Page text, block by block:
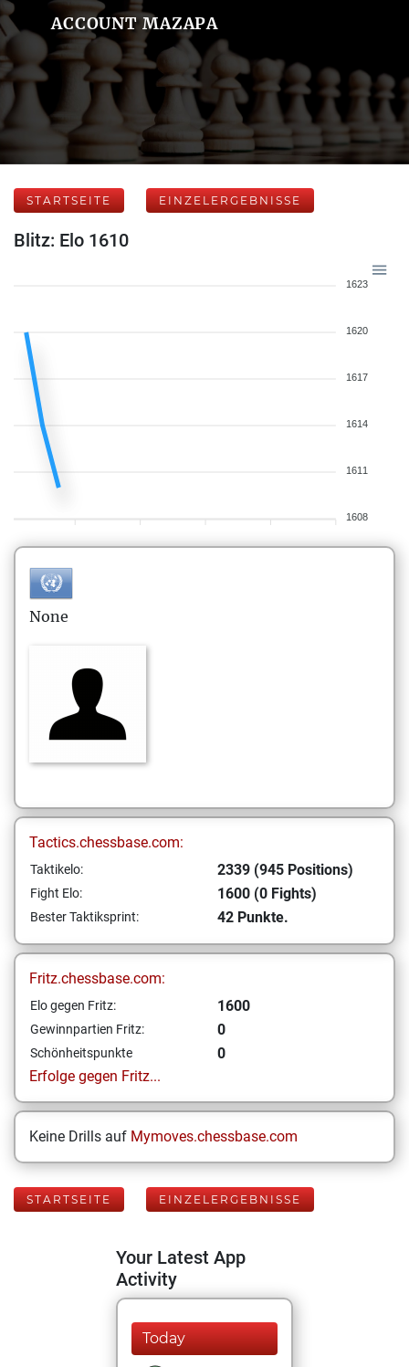
ACCOUNT MAZAPA
STARTSEITE EINZELERGEBNISSE
Blitz: Elo 1610
1623
1620
1617
1614
1611
1608
None
Tactics.chessbase.com:
Taktikelo: 2339 (945 Positions)
Fight Elo: 1600 (0 Fights)
Bester Taktiksprint: 42 Punkte.
Fritz.chessbase.com:
Elo gegen Fritz: 1600
Gewinnpartien Fritz: 0
Schönheitspunkte
0
Erfolge gegen Fritz...
Keine Drills auf Mymoves.chessbase.com
STARTSEITE EINZELERGEBNISSE
Your Latest App
Activity
Today